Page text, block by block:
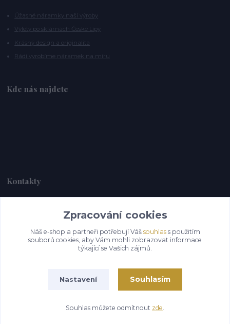
Úžasné náramky naší výroby
Výlety po sklárnách České Lípy
Krásný design a originalita
Rádi vyrobíme náramek na míru
Kde nás najdete
Kontakty
Alebrije@alebrije.cz
Vytvořeno na Eshop-rychle.cz
Zpracování cookies
Náš e-shop a partneři potřebují Váš souhlass použitím
souborů cookies, aby Vám mohli zobrazovat informace
týkající se Vašich zájmů.
Nastavení Souhlasím
Souhlas můžete odmítnout zde